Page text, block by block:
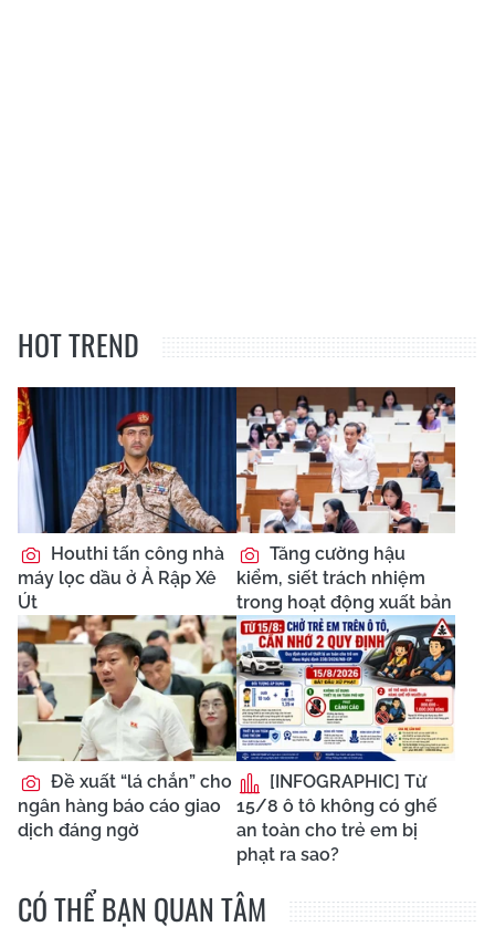
HOT TREND
Houthi tấn công nhà
máy lọc dầu ở Ả Rập Xê
Út
Tăng cường hậu
kiểm, siết trách nhiệm
trong hoạt động xuất bản
Đề xuất “lá chắn” cho
ngân hàng báo cáo giao
dịch đáng ngờ
[INFOGRAPHIC] Từ
15/8 ô tô không có ghế
an toàn cho trẻ em bị
phạt ra sao?
CÓ THỂ BẠN QUAN TÂM